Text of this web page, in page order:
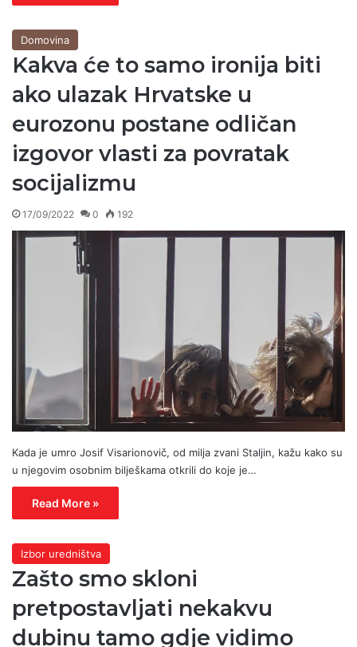
Domovina
Kakva će to samo ironija biti
ako ulazak Hrvatske u
eurozonu postane odličan
izgovor vlasti za povratak
socijalizmu
17/09/2022 0 192
Kada je umro Josif Visarionovič, od milja zvani Staljin, kažu kako su
u njegovim osobnim bilješkama otkrili do koje je…
Read More »
Izbor uredništva
Zašto smo skloni
pretpostavljati nekakvu
dubinu tamo gdje vidimo